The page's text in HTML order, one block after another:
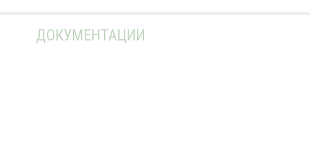
ДОКУМЕНТАЦИИ